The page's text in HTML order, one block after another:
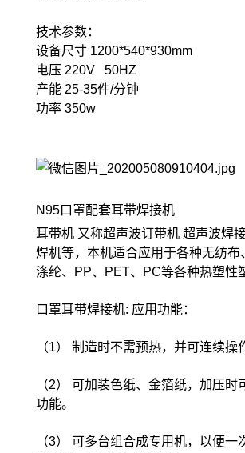
技术参数：
设备尺寸 1200*540*930mm
电压 220V 50HZ
产能 25-35件/分钟
功率 350w
N95口罩配套耳带焊接机
耳带机 又称超声波订带机 超声波焊
焊机等，本机适合应用于各种无纺布
涤纶、PP、PET、PC等各种热塑性
口罩耳带焊接机: 应用功能：
（1） 制造时不需预热，并可连续操
（2） 可加装色纸、金箔纸，加压时
功能。
（3） 可多台组合成专用机，以便一